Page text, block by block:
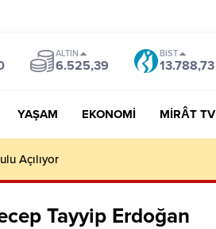
ALTIN
6.525,39
BIST
13.788,73
YAŞAM EKONOMI MIRÂT TV
Tayyip Erdoğan